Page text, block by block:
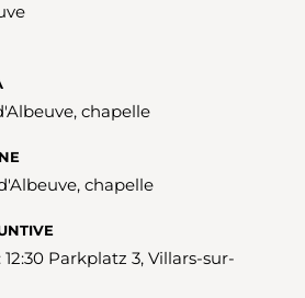
d'Albeuve, chapelle
d'Albeuve, chapelle
Parkplatz 3, Villars-sur-